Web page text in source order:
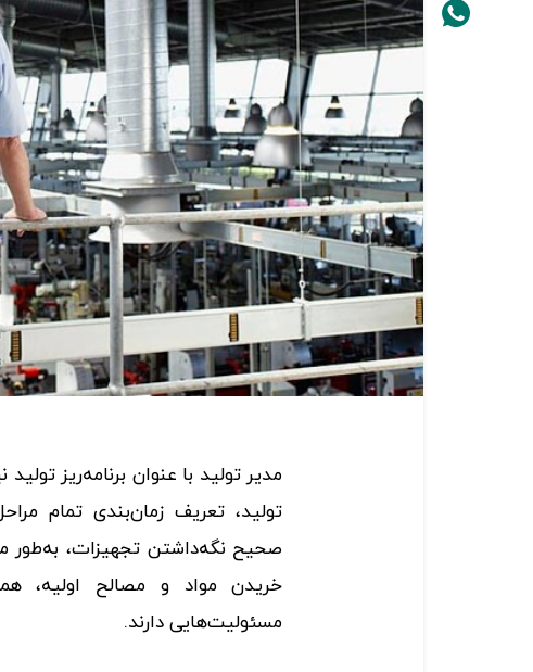
مدیر تولید با عنوان برنامه‌ریز
تولید، تعریف ‌زمان‌بندی تمام
صحیح نگه‌داشتن تجهیزات، به‌طور
خریدن مواد و مصالح اولیه،
مسئولیت‌هایی دارند.